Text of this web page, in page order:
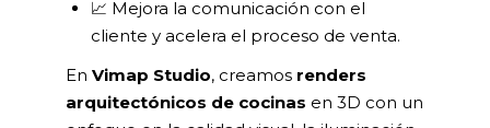
📈 Mejora la comunicación con el
cliente y acelera el proceso de venta.
En Vimap Studio, creamos renders
arquitectónicos de cocinas en 3D con un